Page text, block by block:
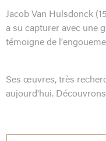
Jacob Van Hulsdonck
a su capturer avec une
témoigne de
Ses œuvres, très
aujourd'hui.